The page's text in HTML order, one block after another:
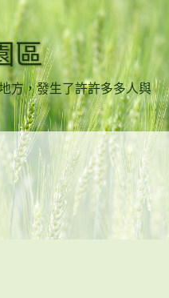
區
方，發生了許許多多人與